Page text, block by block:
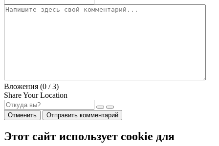
Вложения (0 / 3)
Share Your Location
Отменить Отправить комментарий
Этот сайт использует cookie для